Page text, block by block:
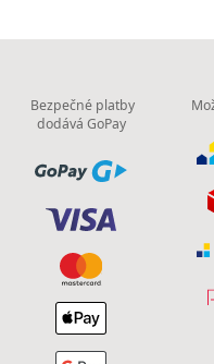
Bezpečné platby
dodává GoPay